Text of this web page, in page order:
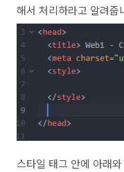
해서 처리하라고 알려줍
스타일 태그 안에 아래